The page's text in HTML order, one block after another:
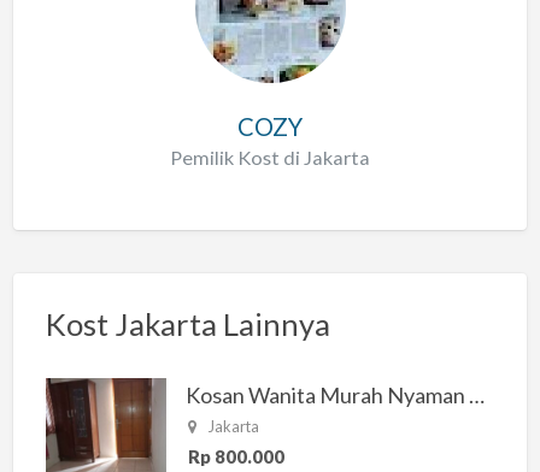
COZY
Pemilik Kost di Jakarta
Kost Jakarta Lainnya
Kosan Wanita Murah Nyaman di Jakarta Selatan
Jakarta
Rp 800.000